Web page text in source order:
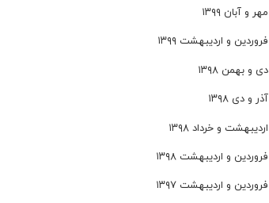
مهر و آبان ۱۳۹۹
فروردین و اردیبهشت ۱۳۹۹
دی و بهمن ۱۳۹۸
آذر و دی ۱۳۹۸
اردیبهشت و خرداد ۱۳۹۸
فروردین و اردیبهشت ۱۳۹۸
فروردین و اردیبهشت ۱۳۹۷